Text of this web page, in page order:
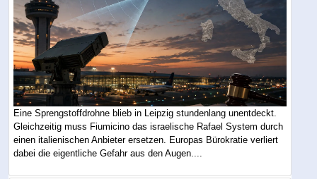
Eine Sprengstoffdrohne blieb in Leipzig stundenlang unentdeckt.
Gleichzeitig muss Fiumicino das israelische Rafael System durch
einen italienischen Anbieter ersetzen. Europas Bürokratie verliert
dabei die eigentliche Gefahr aus den Augen....